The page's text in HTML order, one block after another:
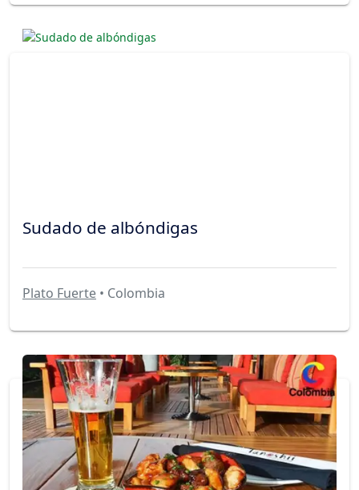
Sudado de albóndigas
Plato Fuerte • Colombia